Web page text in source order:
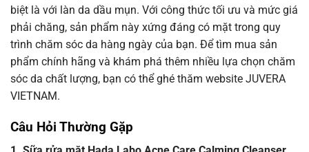
biệt là với làn da dầu mụn. Với công thức tối ưu và mức giá
phải chăng, sản phẩm này xứng đáng có mặt trong quy
trình chăm sóc da hàng ngày của bạn. Để tìm mua sản
phẩm chính hãng và khám phá thêm nhiều lựa chọn chăm
sóc da chất lượng, bạn có thể ghé thăm website JUVERA
VIETNAM.
Câu Hỏi Thường Gặp